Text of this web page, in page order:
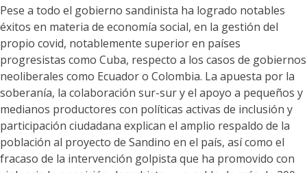
Pese a todo el gobierno sandinista ha logrado notables
éxitos en materia de economía social, en la gestión del
propio covid, notablemente superior en países
progresistas como Cuba, respecto a los casos de gobiernos
neoliberales como Ecuador o Colombia. La apuesta por la
soberanía, la colaboración sur-sur y el apoyo a pequeños y
medianos productores con políticas activas de inclusión y
participación ciudadana explican el amplio respaldo de la
población al proyecto de Sandino en el país, así como el
fracaso de la intervención golpista que ha promovido con